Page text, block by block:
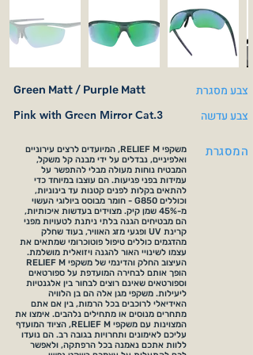
Green Matt / Purple Matt צבע מסגרת
Pink with Green Mirror Cat.3 צבע עדשה
משקפי RELIEF M, המיועדים לרצים עירוניים
ואלפיניים, נבדלים על ידי מבנה קל משקל,
המבטיח נוחות מעולה מבלי להתפשר על
עמידות בפני פגיעות. הם עוצבו במיוחד כדי
להתאים בקלות לפנים קטנות עד בינוניות,
וכוללים G850 - חומר מבוסס ביולוגי העשוי
מ-45% שמן קיק. מצוידים בעדשות איכותיות,
הם מבטיחים הגנה בלתי ניתנת לטעויות מפני
קרינת UV ופגעי מזג האוויר, בעוד שחלק
מהדגמים כוללים טיפול פוטוכרומי שמתאים את
עצמו לשינויי האור להגנה ויזואלית מושלמת.
העיצוב החלק והדינמי של משקפי RELIEF M
הופך אותם לבחירה המועדפת על ספורטאים
וספורטאים שאינם רוצים לבחור בין אלגנטיות
ליעילות. משקפי מגן אלה הם בן הלוויה
האידיאלי לרוכבים בכל הרמות, בין אם אתם
מתחרים מנוסים או מתחילים נלהבים. אימצו את
המצוינות עם משקפי RELIEF M, הציוד המועדף
עליכם לאימונים ותחרויות בגובה רב. הם נועדו
ללוות אתכם נאמנה בכל הרפתקה, ולאפשר
המסגרת